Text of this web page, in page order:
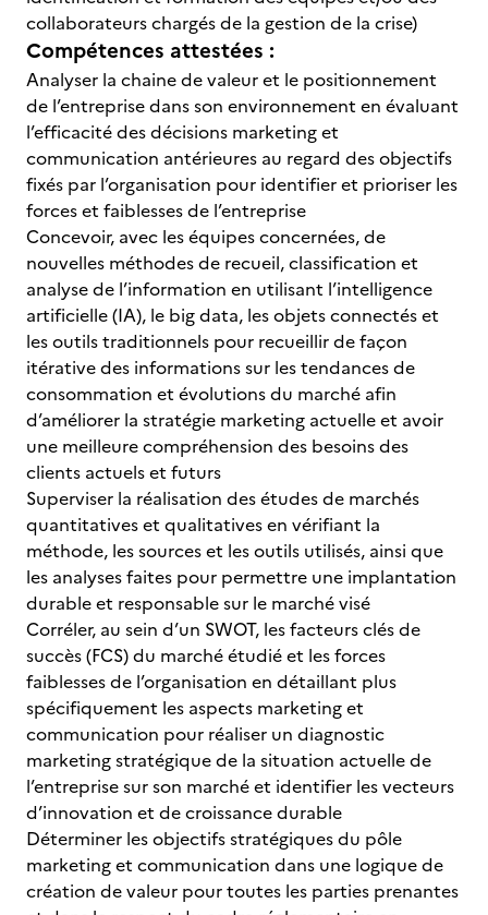
collaborateurs chargés de la gestion de la crise)
Compétences attestées :
Analyser la chaine de valeur et le positionnement
de l’entreprise dans son environnement en évaluant
l’efficacité des décisions marketing et
communication antérieures au regard des objectifs
fixés par l’organisation pour identifier et prioriser les
forces et faiblesses de l’entreprise
Concevoir, avec les équipes concernées, de
nouvelles méthodes de recueil, classification et
analyse de l’information en utilisant l’intelligence
artificielle (IA), le big data, les objets connectés et
les outils traditionnels pour recueillir de façon
itérative des informations sur les tendances de
consommation et évolutions du marché afin
d’améliorer la stratégie marketing actuelle et avoir
une meilleure compréhension des besoins des
clients actuels et futurs
Superviser la réalisation des études de marchés
quantitatives et qualitatives en vérifiant la
méthode, les sources et les outils utilisés, ainsi que
les analyses faites pour permettre une implantation
durable et responsable sur le marché visé
Corréler, au sein d’un SWOT, les facteurs clés de
succès (FCS) du marché étudié et les forces
faiblesses de l’organisation en détaillant plus
spécifiquement les aspects marketing et
communication pour réaliser un diagnostic
marketing stratégique de la situation actuelle de
l’entreprise sur son marché et identifier les vecteurs
d’innovation et de croissance durable
Déterminer les objectifs stratégiques du pôle
marketing et communication dans une logique de
création de valeur pour toutes les parties prenantes